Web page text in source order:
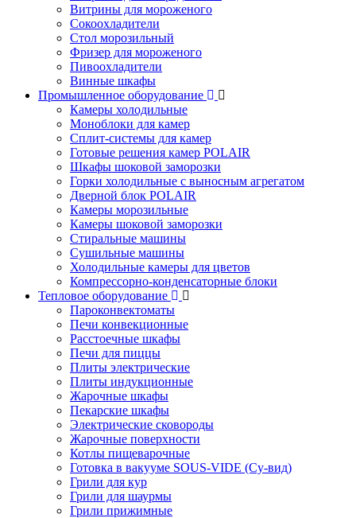
Витрины для мороженого
Сокоохладители
Стол морозильный
Фризер для мороженого
Пивоохладители
Винные шкафы
Промышленное оборудование
Камеры холодильные
Моноблоки для камер
Сплит-системы для камер
Готовые решения камер POLAIR
Шкафы шоковой заморозки
Горки холодильные с выносным агрегатом
Дверной блок POLAIR
Камеры морозильные
Камеры шоковой заморозки
Стиральные машины
Сушильные машины
Холодильные камеры для цветов
Компрессорно-конденсаторные блоки
Тепловое оборудование
Пароконвектоматы
Печи конвекционные
Расстоечные шкафы
Печи для пиццы
Плиты электрические
Плиты индукционные
Жарочные шкафы
Пекарские шкафы
Электрические сковороды
Жарочные поверхности
Котлы пищеварочные
Готовка в вакууме SOUS-VIDE (Су-вид)
Грили для кур
Грили для шаурмы
Грили прижимные